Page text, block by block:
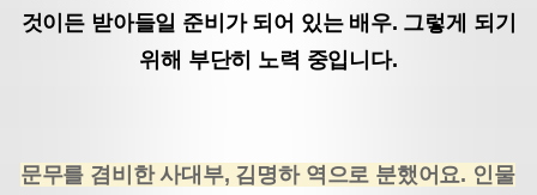
것이든 받아들일 준비가 되어 있는 배우. 그렇게 되기
위해 부단히 노력 중입니다.
문무를 겸비한 사대부, 김명하 역으로 분했어요. 인물